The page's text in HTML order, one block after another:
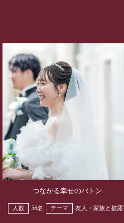
つながる幸せのバトン
人数 56名 テーマ 友人・家族と披露